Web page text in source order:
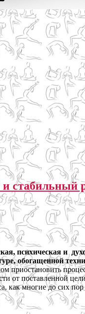
психическая и
обогащенной
от поставленной
как многие до сих